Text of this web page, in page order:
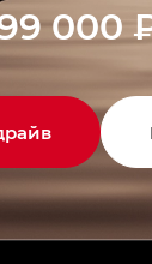
000